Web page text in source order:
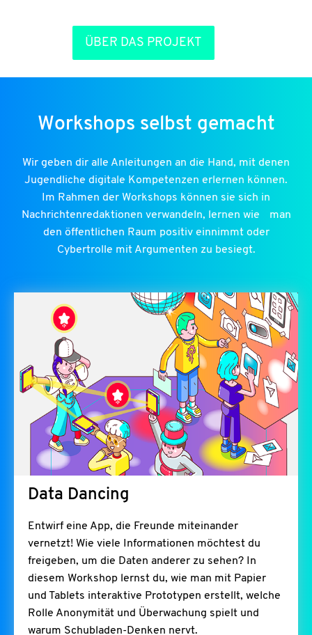
ÜBER DAS PROJEKT
Workshops selbst gemacht
Wir geben dir alle Anleitungen an die Hand, mit denen
Jugendliche digitale Kompetenzen erlernen können.
Im Rahmen der Workshops können sie sich in
Nachrichtenredaktionen verwandeln, lernen wie man
den öffentlichen Raum positiv einnimmt oder
Cybertrolle mit Argumenten zu besiegt.
Data Dancing
Entwirf eine App, die Freunde miteinander
vernetzt! Wie viele Informationen möchtest du
freigeben, um die Daten anderer zu sehen? In
diesem Workshop lernst du, wie man mit Papier
und Tablets interaktive Prototypen erstellt, welche
Rolle Anonymität und Überwachung spielt und
warum Schubladen-Denken nervt.